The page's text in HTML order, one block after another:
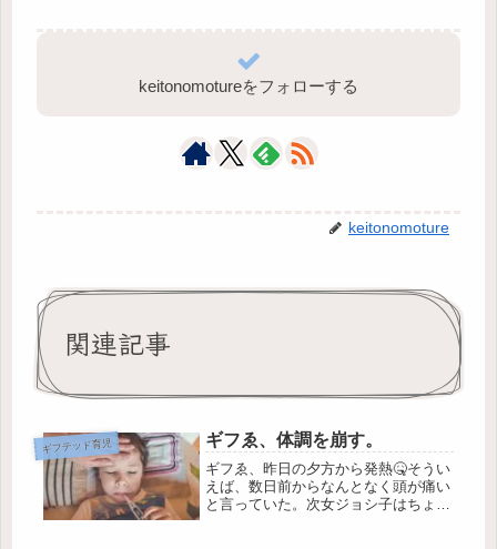
keitonomotureをフォローする
keitonomoture
関連記事
ギフテッド育児 ギフゑ、体調を崩す。
ギフゑ、昨日の夕方から発熱🤒そうい
えば、数日前からなんとなく頭が痛い
と言っていた。次女ジョシ子はちょっ